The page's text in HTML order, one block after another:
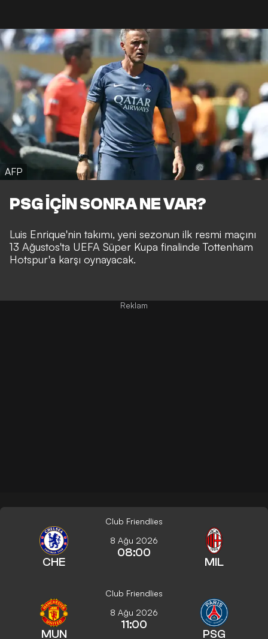
AFP
PSG İÇİN SONRA NE VAR?
Luis Enrique'nin takımı, yeni sezonun ilk resmi maçını
13 Ağustos'ta UEFA Süper Kupa finalinde Tottenham
Hotspur'a karşı oynayacak.
Club Friendlies
CHE
8 Ağu 2026
08:00
MIL
Club Friendlies
MUN
8 Ağu 2026
11:00
PSG